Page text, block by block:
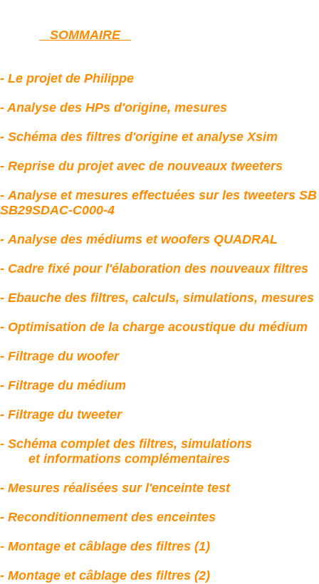
SOMMAIRE
- Le projet de Philippe
- Analyse des HPs d'origine, mesures
- Schéma des filtres d'origine et analyse Xsim
- Reprise du projet avec de nouveaux tweeters
-Analyse et mesures effectuées sur les tweeters
SB29SDAC-C000-4
-Analyse des médiums et woofers QUADRAL
- Cadre fixé pour l'élaboration des nouveaux filtres
- Ebauche des filtres, calculs, simulations, mesures
- Optimisation de la charge acoustique du médium
- Filtrage du woofer
- Filtrage du médium
- Filtrage du tweeter
- Schéma complet des filtres, simulations
et informations complémentaires
- Mesures réalisées sur l'enceinte test
- Reconditionnement des enceintes
- Montage et câblage des filtres (1)
- Montage et câblage des filtres (2)